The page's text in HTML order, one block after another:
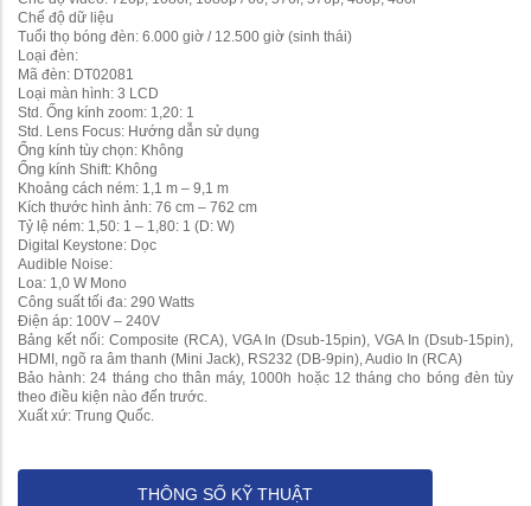
Chế độ dữ liệu
Tuổi thọ bóng đèn: 6.000 giờ / 12.500 giờ (sinh thái)
Loại đèn:
Mã đèn: DT02081
Loại màn hình: 3 LCD
Std. Ống kính zoom: 1,20: 1
Std. Lens Focus: Hướng dẫn sử dụng
Ống kính tùy chọn: Không
Ống kính Shift: Không
Khoảng cách ném: 1,1 m – 9,1 m
Kích thước hình ảnh: 76 cm – 762 cm
Tỷ lệ ném: 1,50: 1 – 1,80: 1 (D: W)
Digital Keystone: Dọc
Audible Noise:
Loa: 1,0 W Mono
Công suất tối đa: 290 Watts
Điện áp: 100V – 240V
Bảng kết nối: Composite (RCA), VGA In (Dsub-15pin), VGA In (Dsub-15pin),
HDMI, ngõ ra âm thanh (Mini Jack), RS232 (DB-9pin), Audio In (RCA)
Bảo hành: 24 tháng cho thân máy, 1000h hoặc 12 tháng cho bóng đèn tùy
theo điều kiện nào đến trước.
Xuất xứ: Trung Quốc.
THÔNG SỐ KỸ THUẬT